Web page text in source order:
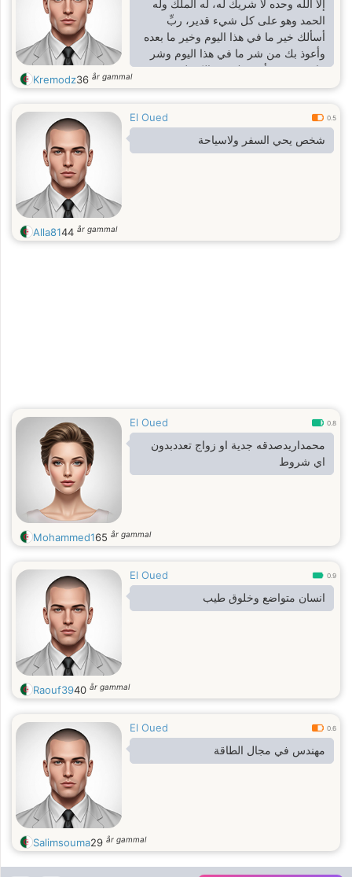
إلا الله وحده لا شريك له، له الملك وله
الحمد وهو على كل شيء قدير، ربِّ
أسألك خير ما في هذا اليوم وخير ما بعده
وأعوذ بك من شر ما في هذا اليوم وشر
ما بعده، رب أعوذ بك من الكسل وسوء
الكبر، رب أعوذ بك من عذاب في النار
Kremodz36 år gammal
El Oued 0.5
شخص يحي السفر ولاسياحة
Alla8144 år gammal
El Oued 0.8
محمداريدصدقه جدية او زواج تعددبدون
اي شروط
Mohammed165 år gammal
El Oued 0.9
انسان متواضع وخلوق طيب
Raouf3940 år gammal
El Oued 0.6
مهندس في مجال الطاقة
Salimsouma29 år gammal